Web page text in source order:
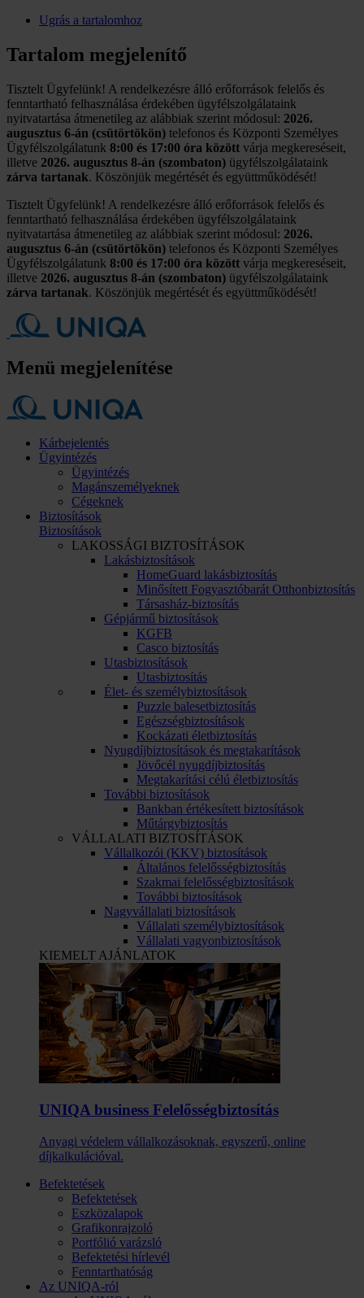
Ugrás a tartalomhoz
Tartalom megjelenítő
Tisztelt Ügyfelünk! A rendelkezésre álló erőforrások felelős és
fenntartható felhasználása érdekében ügyfélszolgálataink
nyitvatartása átmenetileg az alábbiak szerint módosul: 2026.
augusztus 6-án (csütörtökön) telefonos és Központi Személyes
Ügyfélszolgálatunk 8:00 és 17:00 óra között várja megkereséseit,
illetve 2026. augusztus 8-án (szombaton) ügyfélszolgálataink
zárva tartanak. Köszönjük megértését és együttműködését!
Tisztelt Ügyfelünk! A rendelkezésre álló erőforrások felelős és
fenntartható felhasználása érdekében ügyfélszolgálataink
nyitvatartása átmenetileg az alábbiak szerint módosul: 2026.
augusztus 6-án (csütörtökön) telefonos és Központi Személyes
Ügyfélszolgálatunk 8:00 és 17:00 óra között várja megkereséseit,
illetve 2026. augusztus 8-án (szombaton) ügyfélszolgálataink
zárva tartanak. Köszönjük megértését és együttműködését!
Menü megjelenítése
Kárbejelentés
Ügyintézés
Ügyintézés
Magánszemélyeknek
Cégeknek
Biztosítások
Biztosítások
LAKOSSÁGI BIZTOSÍTÁSOK
Lakásbiztosítások
HomeGuard lakásbiztosítás
Minősített Fogyasztóbarát Otthonbiztosítás
Társasház-biztosítás
Gépjármű biztosítások
KGFB
Casco biztosítás
Utasbiztosítások
Utasbiztosítás
Élet- és személybiztosítások
Puzzle balesetbiztosítás
Egészségbiztosítások
Kockázati életbiztosítás
Nyugdíjbiztosítások és megtakarítások
Jövőcél nyugdíjbiztosítás
Megtakarítási célú életbiztosítás
További biztosítások
Bankban értékesített biztosítások
Műtárgybiztosítás
VÁLLALATI BIZTOSÍTÁSOK
Vállalkozói (KKV) biztosítások
Általános felelősségbiztosítás
Szakmai felelősségbiztosítások
További biztosítások
Nagyvállalati biztosítások
Vállalati személybiztosítások
Vállalati vagyonbiztosítások
KIEMELT AJÁNLATOK
UNIQA business Felelősség­biztosítás
Anyagi védelem vállalkozásoknak, egyszerű, online
díjkalkulációval.
Befektetések
Befektetések
Eszközalapok
Grafikonrajzoló
Portfólió varázsló
Befektetési hírlevél
Fenntarthatóság
Az UNIQA-ról